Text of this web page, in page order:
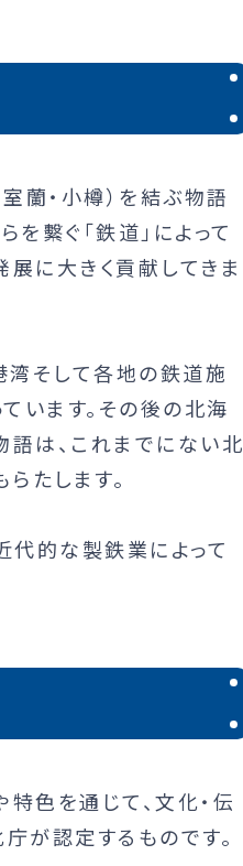
蘭・小樽）を結ぶ物語
を繫ぐ「鉄道」によって
に大きく貢献してきま
湾そして各地の鉄道施
います。その後の北海
語は、これまでにない北
たします。
代的な製鉄業によって
色を通じて、文化・伝
が認定するものです。